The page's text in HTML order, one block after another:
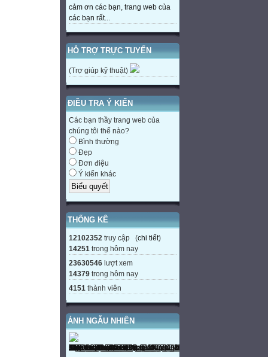
cảm ơn các bạn, trang web của
các bạn rất...
HỖ TRỢ TRỰC TUYẾN
(Trợ giúp kỹ thuật)
ĐIỀU TRA Ý KIẾN
Các bạn thầy trang web của
chúng tôi thế nào?
Bình thường
Đẹp
Đơn điệu
Ý kiến khác
THỐNG KÊ
12102352 truy cập (chi tiết)
14251 trong hôm nay
23630546 lượt xem
14379 trong hôm nay
4151 thành viên
ẢNH NGẪU NHIÊN